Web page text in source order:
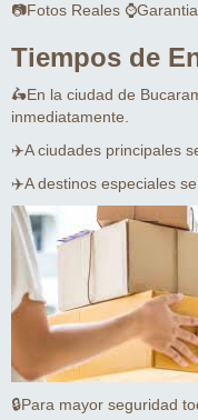
📷Fotos Reales ⌚Garantia
Tiempos de
🛵En la ciudad de
inmediatamente.
✈️A ciudades principales
✈️A destinos especiales
🔒Para mayor seguridad